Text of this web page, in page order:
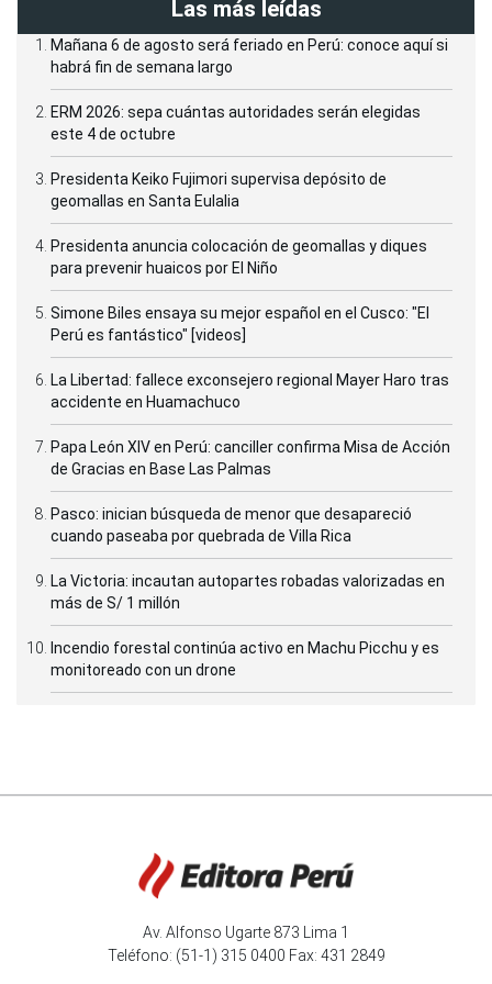
Las más leídas
Mañana 6 de agosto será feriado en Perú: conoce aquí si
habrá fin de semana largo
ERM 2026: sepa cuántas autoridades serán elegidas
este 4 de octubre
Presidenta Keiko Fujimori supervisa depósito de
geomallas en Santa Eulalia
Presidenta anuncia colocación de geomallas y diques
para prevenir huaicos por El Niño
Simone Biles ensaya su mejor español en el Cusco: "El
Perú es fantástico" [videos]
La Libertad: fallece exconsejero regional Mayer Haro tras
accidente en Huamachuco
Papa León XIV en Perú: canciller confirma Misa de Acción
de Gracias en Base Las Palmas
Pasco: inician búsqueda de menor que desapareció
cuando paseaba por quebrada de Villa Rica
La Victoria: incautan autopartes robadas valorizadas en
más de S/ 1 millón
Incendio forestal continúa activo en Machu Picchu y es
monitoreado con un drone
Av. Alfonso Ugarte 873 Lima 1
Teléfono: (51-1) 315 0400 Fax: 431 2849